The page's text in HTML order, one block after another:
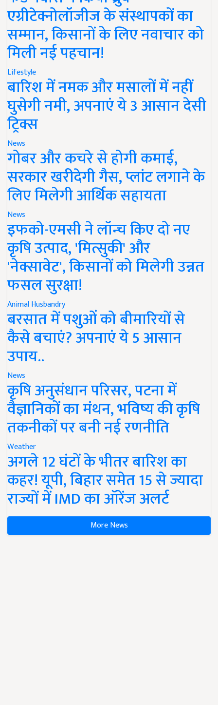
एग्रीटेक्नोलॉजीज के संस्थापकों का
सम्मान, किसानों के लिए नवाचार को
मिली नई पहचान!
Lifestyle
बारिश में नमक और मसालों में नहीं
घुसेगी नमी, अपनाएं ये 3 आसान देसी
ट्रिक्स
News
गोबर और कचरे से होगी कमाई,
सरकार खरीदेगी गैस, प्लांट लगाने के
लिए मिलेगी आर्थिक सहायता
News
इफको-एमसी ने लॉन्च किए दो नए
कृषि उत्पाद, 'मित्सुकी' और
'नेक्सावेट', किसानों को मिलेगी उन्नत
फसल सुरक्षा!
Animal Husbandry
बरसात में पशुओं को बीमारियों से
कैसे बचाएं? अपनाएं ये 5 आसान
उपाय..
News
कृषि अनुसंधान परिसर, पटना में
वैज्ञानिकों का मंथन, भविष्य की कृषि
तकनीकों पर बनी नई रणनीति
Weather
अगले 12 घंटों के भीतर बारिश का
कहर! यूपी, बिहार समेत 15 से ज्यादा
राज्यों में IMD का ऑरेंज अलर्ट
More News